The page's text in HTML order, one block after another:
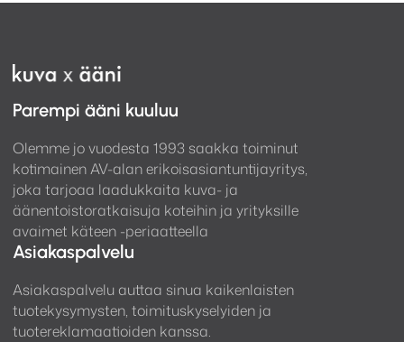
uusimmille HDR-muodoille, mukaan lukien
tarjoaa poikkeuksellisen kuvanlaadun kirkkaudelle
ja kontrastille.
Pelaamisen seuraava taso: Nauti
pelaamisesta4K/120Hz läpiviennillä, vaihtelevalla
virkistystaajuudella (VRR), Quick Frame Transport
(QFT) ja automaattinen matalan viiveen tila
(ALLM).
Kaksi subwoofer-lähtöä: Yhdistetyt
voidaan kalibroida erikseen Audyssey Sub EQ HT
teknologian ansiosta saumattomanpaan
bassontoistoon kuuntelutilassasi.
Parempi ääni kuuluu
Olemme jo vuodesta 1993 saakka toiminut
kotimainen AV-alan erikoisasiantuntijayritys,
joka tarjoaa laadukkaita kuva- ja
äänentoistoratkaisuja koteihin ja yrityksille
avaimet käteen -periaatteella
Asiakaspalvelu
Asiakaspalvelu auttaa sinua kaikenlaisten
tuotekysymysten, toimituskyselyiden ja
tuotereklamaatioiden kanssa.